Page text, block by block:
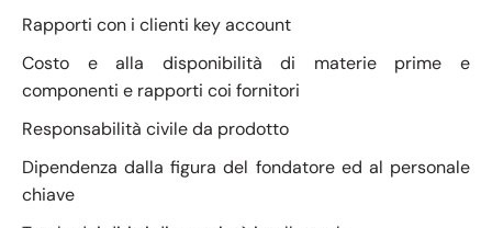
Rapporti con i clienti key account
Costo e alla disponibilità di materie prime e
componenti e rapporti coi fornitori
Responsabilità civile da prodotto
Dipendenza dalla figura del fondatore ed al personale
chiave